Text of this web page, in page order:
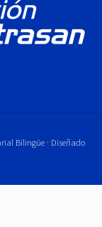
Bilingüe · Diseñado